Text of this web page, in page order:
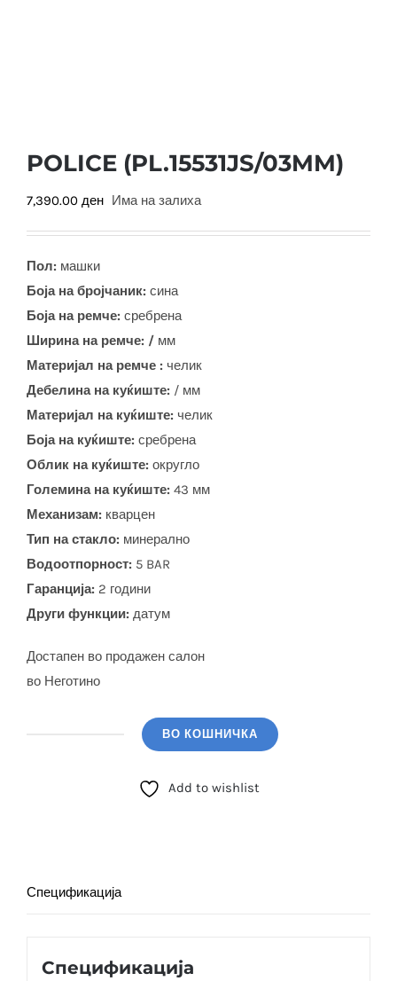
POLICE (PL.15531JS/03MM)
7,390.00 ден Има на залиха
Пол: машки
Боја на бројчаник: сина
Боја на ремче: сребрена
Ширина на ремче: / мм
Материјал на ремче : челик
Дебелина на куќиште: / мм
Материјал на куќиште: челик
Боја на куќиште: сребрена
Облик на куќиште: округло
Големина на куќиште: 43 мм
Механизам: кварцен
Тип на стакло: минерално
Водоотпорност: 5 BAR
Гаранција: 2 години
Други функции: датум
Достапен во продажен салон
во Неготино
ВО КОШНИЧКА
Add to wishlist
Спецификација
Спецификација